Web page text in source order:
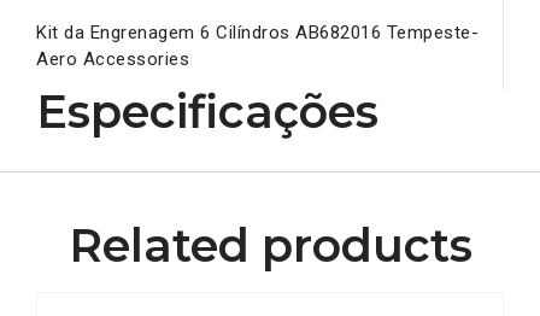
Kit da Engrenagem 6 Cilíndros AB682016 Tempeste-
Aero Accessories
Especificações
Related products